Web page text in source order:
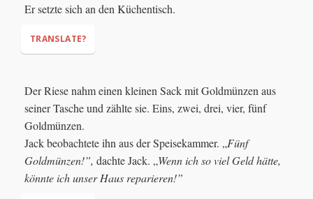
Er setzte sich an den Küchentisch.
TRANSLATE?
"There is nobody here. You smell the vegetable stew, nothing
more."
"Good,"
Der Riese nahm einen kleinen Sack mit Goldmünzen aus
seiner Tasche und zählte sie. Eins, zwei, drei, vier, fünf
Goldmünzen.
Jack beobachtete ihn aus der Speisekammer. „Fünf
Goldmünzen!”, dachte Jack. „Wenn ich so viel Geld hätte,
könnte ich unser Haus reparieren!”